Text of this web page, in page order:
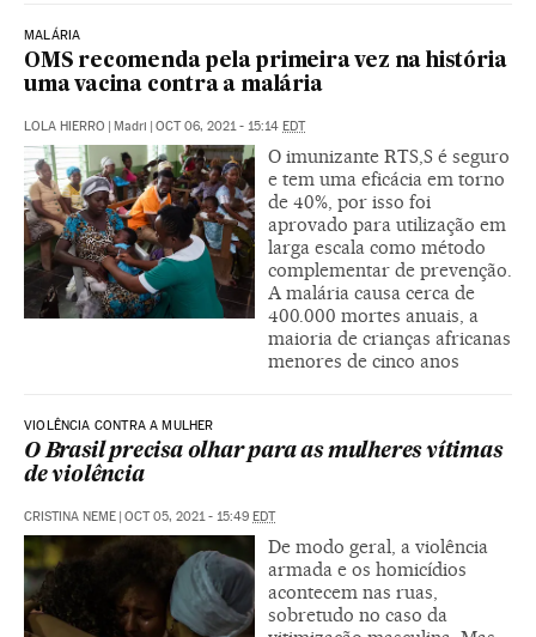
MALÁRIA
OMS recomenda pela primeira vez na história
uma vacina contra a malária
LOLA HIERRO | Madri | OCT 06, 2021 - 15:14 EDT
O imunizante RTS,S é seguro
e tem uma eficácia em torno
de 40%, por isso foi
aprovado para utilização em
larga escala como método
complementar de prevenção.
A malária causa cerca de
400.000 mortes anuais, a
maioria de crianças africanas
menores de cinco anos
VIOLÊNCIA CONTRA A MULHER
O Brasil precisa olhar para as mulheres vítimas
de violência
CRISTINA NEME | OCT 05, 2021 - 15:49 EDT
De modo geral, a violência
armada e os homicídios
acontecem nas ruas,
sobretudo no caso da